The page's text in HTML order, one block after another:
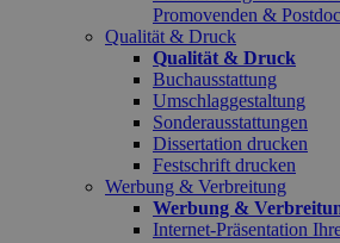
Promovenden &
Qualität & Druck
Qualität & Druck
Buchausstattung
Umschlaggestaltung
Sonderausstattungen
Dissertation drucken
Festschrift drucken
Werbung & Verbreitung
Werbung &
Internet-Präsentation